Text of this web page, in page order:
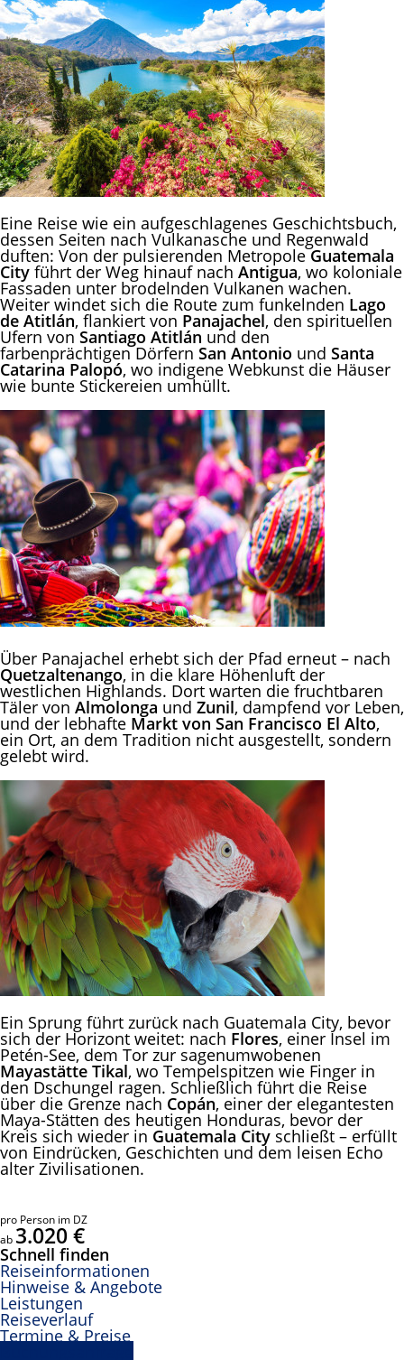
Eine Reise wie ein aufgeschlagenes Geschichtsbuch,
dessen Seiten nach Vulkanasche und Regenwald
duften: Von der pulsierenden MetropoleGuatemala
City führt der Weg hinauf nach Antigua, wo koloniale
Fassaden unter brodelnden Vulkanen wachen.
Weiter windet sich die Route zum funkelnden Lago
de Atitlán, flankiert von Panajachel, den spirituellen
Ufern von Santiago Atitlán und den
farbenprächtigen Dörfern San Antonio und Santa
Catarina Palopó, wo indigene Webkunst die Häuser
wie bunte Stickereien umhüllt.
Über Panajachel erhebt sich der Pfad erneut – nach
Quetzaltenango, in die klare Höhenluft der
westlichen Highlands. Dort warten die fruchtbaren
Täler von Almolonga und Zunil, dampfend vor Leben,
und der lebhafte Markt von San Francisco El Alto,
ein Ort, an dem Tradition nicht ausgestellt, sondern
gelebt wird.
Ein Sprung führt zurück nach Guatemala City, bevor
sich der Horizont weitet: nach Flores, einer Insel im
Petén-See, dem Tor zur sagenumwobenen
Mayastätte Tikal, wo Tempelspitzen wie Finger in
den Dschungel ragen. Schließlich führt die Reise
über die Grenze nach Copán, einer der elegantesten
Maya-Stätten des heutigen Honduras, bevor der
Kreis sich wieder in Guatemala City schließt – erfüllt
von Eindrücken, Geschichten und dem leisen Echo
alter Zivilisationen.
pro Person im DZ
ab 3.020 €
Schnell finden
Reiseinformationen
Hinweise & Angebote
Leistungen
Reiseverlauf
Termine & Preise